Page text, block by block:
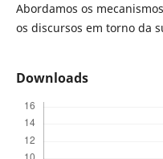
Abordamos os
os discursos em torno da
Downloads